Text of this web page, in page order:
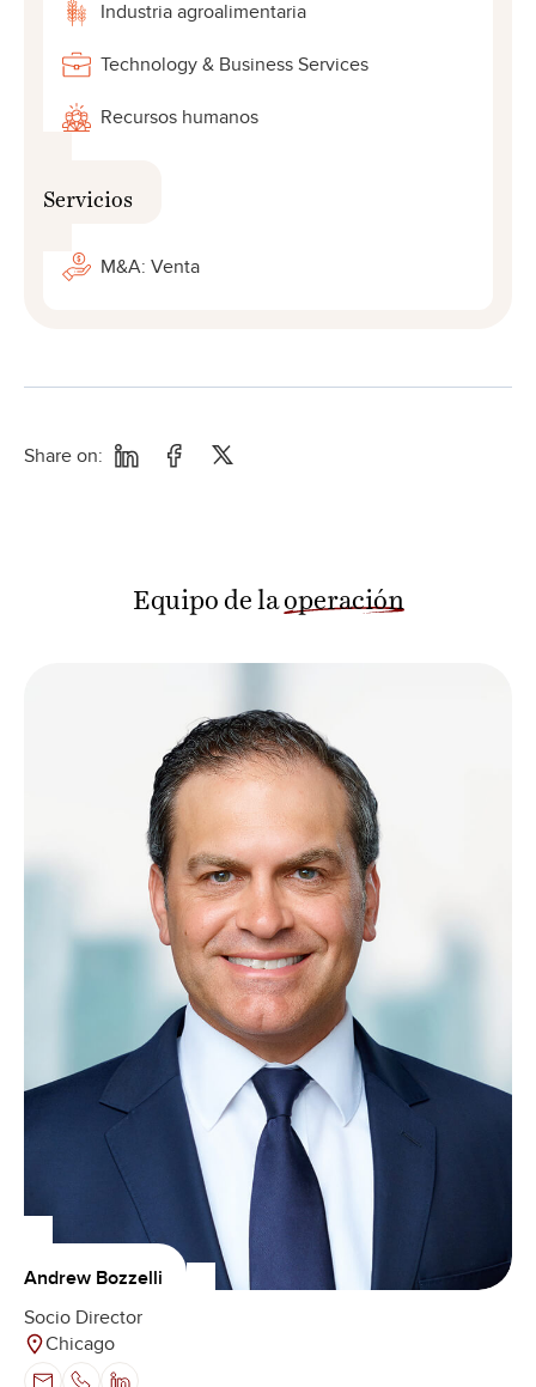
Industria agroalimentaria
Technology & Business Services
Recursos humanos
Servicios
M&A: Venta
Share on:
Equipo de la operación
Andrew Bozzelli
Socio Director
Chicago